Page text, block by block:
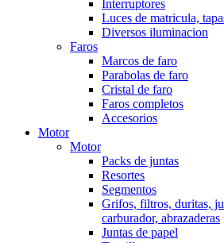
Interruptores
Luces de matricula,
Diversos iluminacion
Faros
Marcos de faro
Parabolas de faro
Cristal de faro
Faros completos
Accesorios
Motor
Motor
Packs de juntas
Resortes
Segmentos
Grifos, filtros, duritas,
carburador, abrazaderas
Juntas de papel